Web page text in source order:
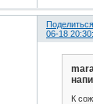
06-18
К